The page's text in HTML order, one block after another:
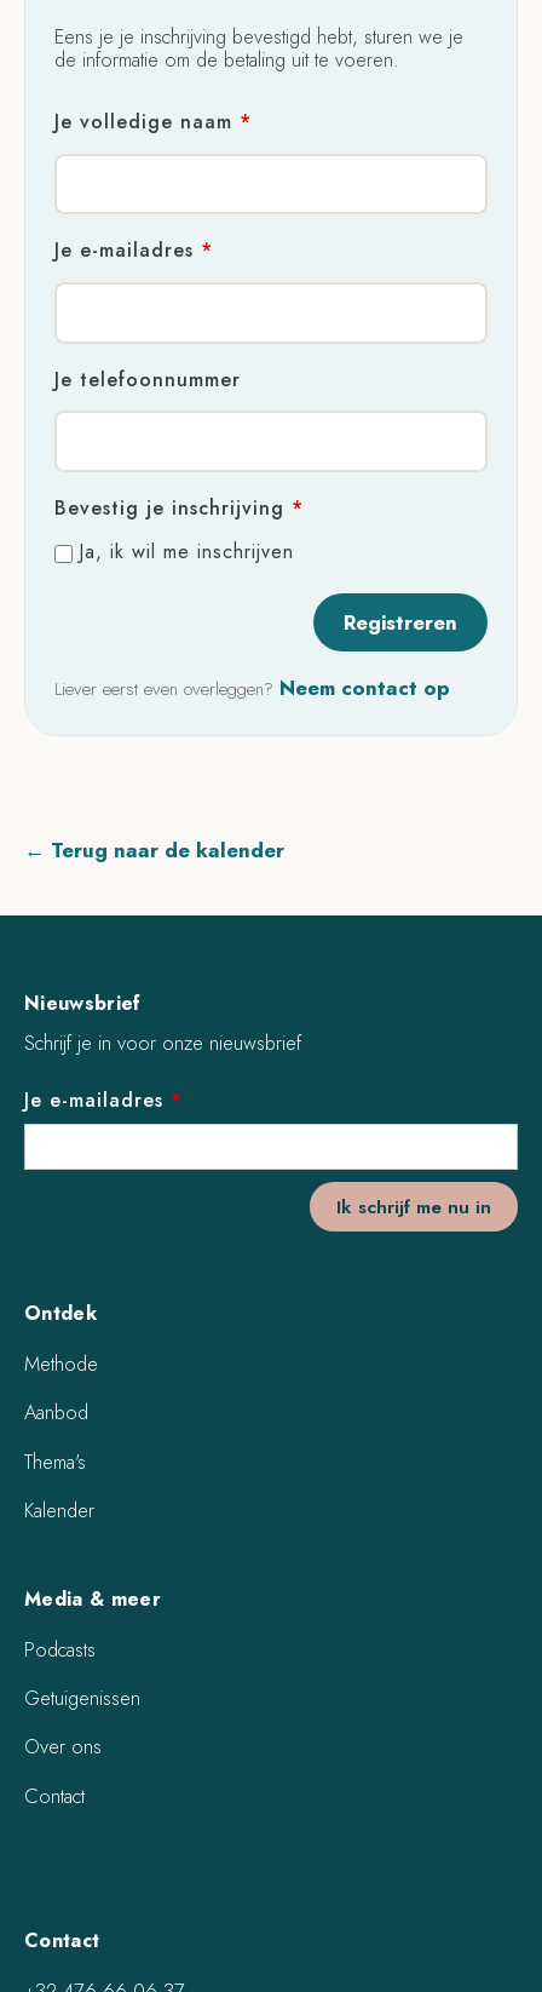
Eens je je inschrijving bevestigd hebt, sturen we je
de informatie om de betaling uit te voeren.
Je volledige naam *
Je e-mailadres *
Je telefoonnummer
Bevestig je inschrijving *
Ja, ik wil me inschrijven
Liever eerst even overleggen? Neem contact op
← Terug naar de kalender
Nieuwsbrief
Schrijf je in voor onze nieuwsbrief
Je e-mailadres *
Ontdek
Methode
Aanbod
Thema's
Kalender
Media & meer
Podcasts
Getuigenissen
Over ons
Contact
Contact